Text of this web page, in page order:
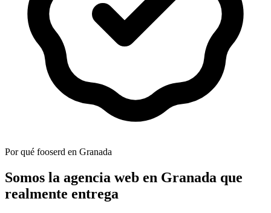
Por qué fooserd en Granada
Somos la agencia web en Granada que
realmente entrega